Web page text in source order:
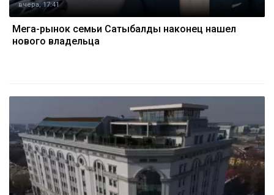
вчера, 17:41
Мега-рынок семьи Сатыбалды наконец нашел
нового владельца